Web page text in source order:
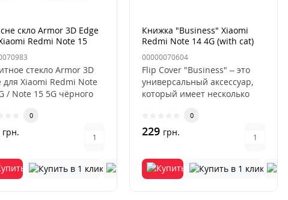
скло Armor 3D Edge
Redmi Note 15
5G Чёрный
стекло Armor 3D
для Xiaomi Redmi Note
/ Note 15 5G чёрного
0
грн.
Книжка "Business" Xiaomi
Redmi Note 14 4G (with cat)
00000070604
Flip Cover "Business" – это
универсальный аксессуар,
который имеет несколько
0
229 грн.